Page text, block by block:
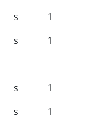
s
1
s
1
s
1
s
1